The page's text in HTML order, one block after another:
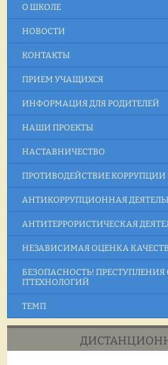
О ШКОЛЕ
НОВОСТИ
КОНТАКТЫ
ПРИЕМ УЧАЩИХСЯ
ИНФОРМАЦИЯ ДЛЯ РОДИТЕЛЕЙ
НАШИ ПРОЕКТЫ
НАСТАВНИЧЕСТВО
ПРОТИВОДЕЙСТВИЕ КОРРУПЦИИ
АНТИКОРРУПЦИОННАЯ
АНТИТЕРРОРИСТИЧЕСКАЯ
НЕЗАВИСИМАЯ ОЦЕНКА
БЕЗОПАСНОСТЬ!
ITТЕХНОЛОГИЙ
ТЕМП